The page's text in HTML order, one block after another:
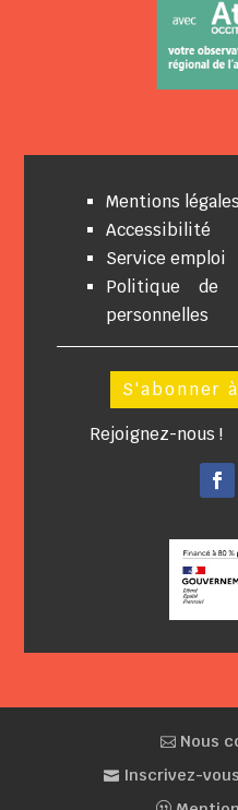
Mentions légales
Accessibilité
Service emploi
Politique de
personnelles
S'abonner
Rejoignez-nous !
Nous
Inscrivez-